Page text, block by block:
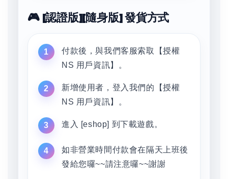
🎮 [認證版][隨身版] 發貨方式
付款後，與我們客服索取【授權
NS 用戶資訊】。
新增使用者，登入我們的【授權
NS 用戶資訊】。
進入 [eshop] 到下載遊戲。
如非營業時間付款會在隔天上班後
發給您囉~~請注意囉~~謝謝